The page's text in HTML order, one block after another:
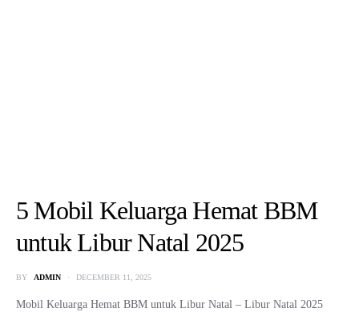
5 Mobil Keluarga Hemat BBM
untuk Libur Natal 2025
BY ADMIN DECEMBER 11, 2025
Mobil Keluarga Hemat BBM untuk Libur Natal – Libur Natal 2025